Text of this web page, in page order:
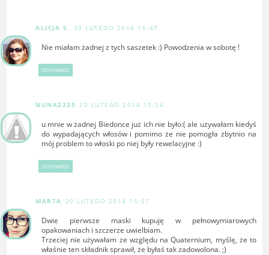
ALICJA S. 20 LUTEGO 2014 15:47
Nie miałam żadnej z tych saszetek :) Powodzenia w sobotę !
ODPOWIEDZ
NUNA2225 20 LUTEGO 2014 15:54
u mnie w żadnej Biedonce już ich nie było:( ale używałam kiedyś
do wypadających włosów i pomimo że nie pomogła zbytnio na
mój problem to włoski po niej były rewelacyjne :)
ODPOWIEDZ
MARTA 20 LUTEGO 2014 15:57
Dwie pierwsze maski kupuję w pełnowymiarowych
opakowaniach i szczerze uwielbiam.
Trzeciej nie używałam ze względu na Quaternium, myślę, że to
właśnie ten składnik sprawił, że byłaś tak zadowolona. ;)